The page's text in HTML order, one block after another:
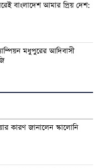
বাংলাদেশ আমার প্রিয় দেশ:
মধুপুরের আদিবাসী
কারণ জানালেন স্কালোনি